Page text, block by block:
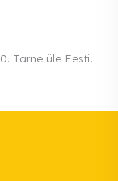
Tarne üle Eesti.